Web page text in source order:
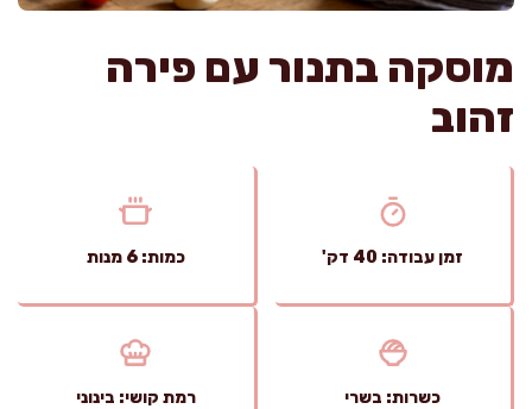
מוסקה בתנור עם פירה
זהוב
זמן עבודה: 40 דק' כמות: 6 מנות
כשרות: בשרי רמת קושי: בינוני